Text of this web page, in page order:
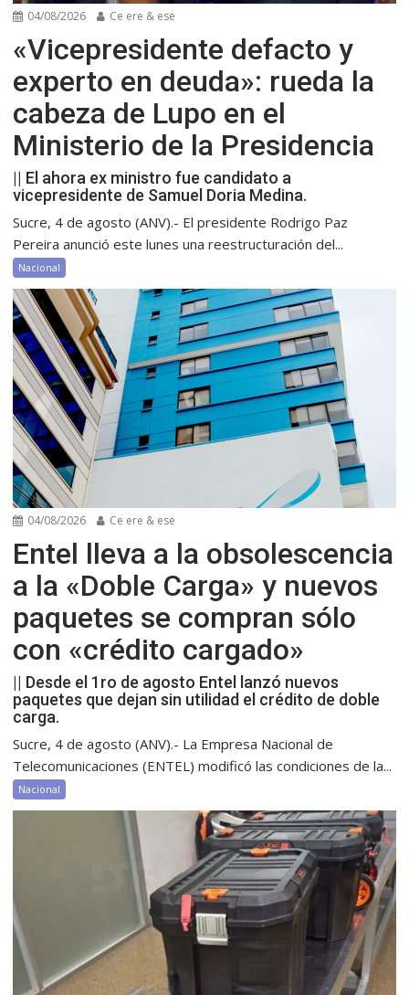
04/08/2026 Ce ere & ese
«Vicepresidente defacto y
experto en deuda»: rueda la
cabeza de Lupo en el
Ministerio de la Presidencia
|| El ahora ex ministro fue candidato a
vicepresidente de Samuel Doria Medina.
Sucre, 4 de agosto (ANV).- El presidente Rodrigo Paz
Pereira anunció este lunes una reestructuración del...
Nacional
04/08/2026 Ce ere & ese
Entel lleva a la obsolescencia
a la «Doble Carga» y nuevos
paquetes se compran sólo
con «crédito cargado»
|| Desde el 1ro de agosto Entel lanzó nuevos
paquetes que dejan sin utilidad el crédito de doble
carga.
Sucre, 4 de agosto (ANV).- La Empresa Nacional de
Telecomunicaciones (ENTEL) modificó las condiciones de la...
Nacional